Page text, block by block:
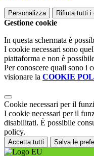
Personalizza Rifiuta tutti i
Gestione cookie
In questa schermata è
I cookie necessari sono
piattaforma e non è
Per conoscere quali sono i
visionare la COOKIE
Cookie necessari per il
I cookie necessari per il
disabilitati. È possibile
policy.
Accetta tutti Salva le